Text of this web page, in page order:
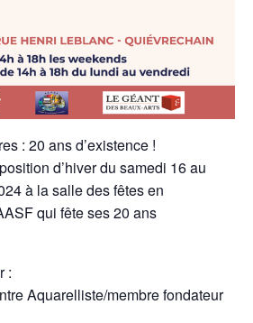
: 20 ans d’existence !
d’hiver du samedi 16 au
à la salle des fêtes en
qui fête ses 20 ans
:
Aquarelliste/membre fondateur